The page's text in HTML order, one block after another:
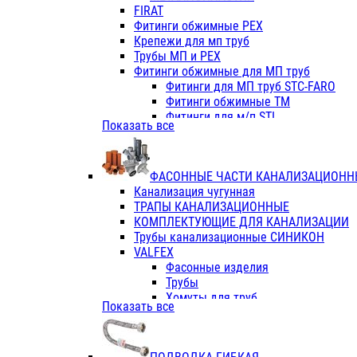
Фитинги ПП белые
Фитинги ПП белые
Фитинги ППс металл.белые
VALFEX
Трубы PE-RT
Трубы ПП водопровод белые
Трубы ПП водопровод серые
Трубы армированные
Трубы армированные
Фитинги с металл. серые
Фитинги ПП (серые)
Фитинги ПП белые
Краны
Фитинги ПП (белые)
Фитинги ПП с металлом белые
ПК КОНТУР
Краны полипропиленовые
Трубы полипропиленивые
FIRAT
Фитинги обжимные PEX
Крепежи для мп труб
Трубы МП и PEX
Фитинги обжимные для МП труб
Фитинги для МП труб STC-FARO
Фитинги обжимные ТМ
Фитинги для м/п STI
Фитинги для МП труб TITAN
TK
VALFEX
Показать все
ФАСОННЫЕ ЧАСТИ
Канализация чугунная
ТРАПЫ КАНАЛИЗАЦИОННЫЕ
КОМПЛЕКТУЮЩИЕ ДЛЯ КАНАЛИЗАЦИИ
Трубы канализационные СИНИКОН
VALFEX
Фасонные изделия
Трубы
Хомуты для труб
ПВХ (стройполимер)
Показать все